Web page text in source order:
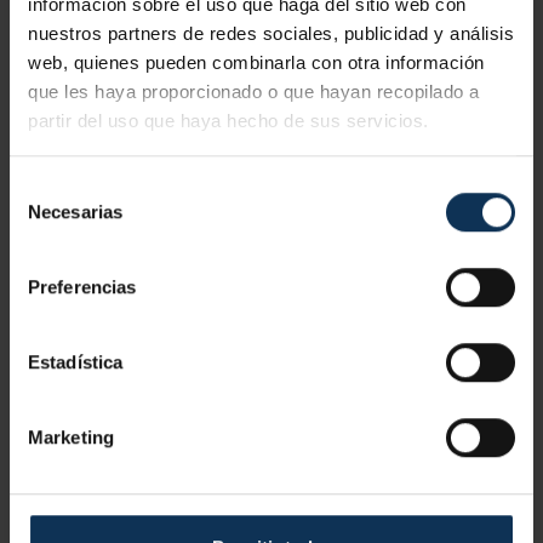
información sobre el uso que haga del sitio web con
nuestros partners de redes sociales, publicidad y análisis
web, quienes pueden combinarla con otra información
que les haya proporcionado o que hayan recopilado a
partir del uso que haya hecho de sus servicios.
Necesarias
Preferencias
Estadística
Marketing
ACCESO AL EMPLEO Y CONFIDENCIALIDAD MÉDICA
El trabajadorno está obligado a revelar su diagnóstico a
la empresa, salvo cuando la información sea relevante para
la seguridad laboral. En ese caso, la comunicación debe
realizarse al servicio de prevención y no directamente al
empleador, garantizando la confidencialidad médica.